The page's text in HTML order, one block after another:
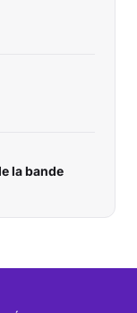
la bande